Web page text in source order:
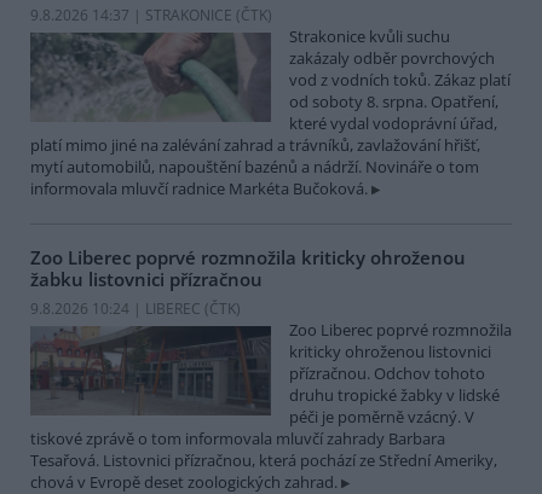
9.8.2026 14:37 | STRAKONICE (ČTK)
Strakonice kvůli suchu
zakázaly odběr povrchových
vod z vodních toků. Zákaz platí
od soboty 8. srpna. Opatření,
které vydal vodoprávní úřad,
platí mimo jiné na zalévání zahrad a trávníků, zavlažování hřišť,
mytí automobilů, napouštění bazénů a nádrží. Novináře o tom
informovala mluvčí radnice Markéta Bučoková.
Zoo Liberec poprvé rozmnožila kriticky ohroženou
žabku listovnici přízračnou
9.8.2026 10:24 | LIBEREC (ČTK)
Zoo Liberec poprvé rozmnožila
kriticky ohroženou listovnici
přízračnou. Odchov tohoto
druhu tropické žabky v lidské
péči je poměrně vzácný. V
tiskové zprávě o tom informovala mluvčí zahrady Barbara
Tesařová. Listovnici přízračnou, která pochází ze Střední Ameriky,
chová v Evropě deset zoologických zahrad.